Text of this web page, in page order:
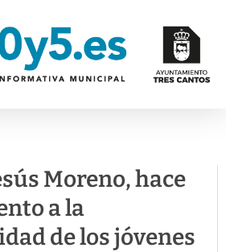
Moreno, hace
a la
de los jóvenes